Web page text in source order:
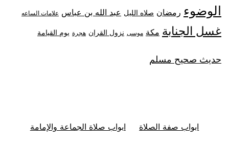
الوضوء رمضان صلاه الليل عبد الله بن عباس علامات الساعه
غسل الجنابة مكة موسى نزول القران هجرة يوم القيامة
حديث صحيح مسلم
ابواب صفة الصلاة ابواب صلاة الجماعة والإمامة